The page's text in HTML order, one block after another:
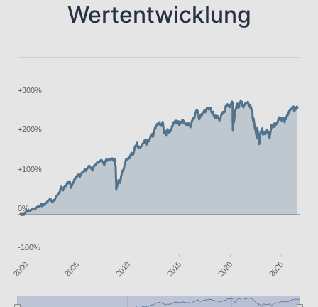
Wertentwicklung
2000 2005 2010 2015 2020 2025
-100%
0%
+100%
+200%
+300%